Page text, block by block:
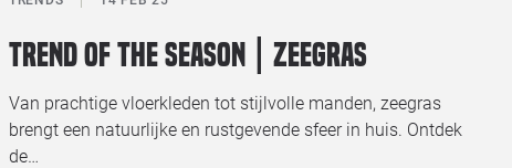
Trend of the season | Zeegras
Van prachtige vloerkleden tot stijlvolle manden, zeegras
brengt een natuurlijke en rustgevende sfeer in huis. Ontdek
de…